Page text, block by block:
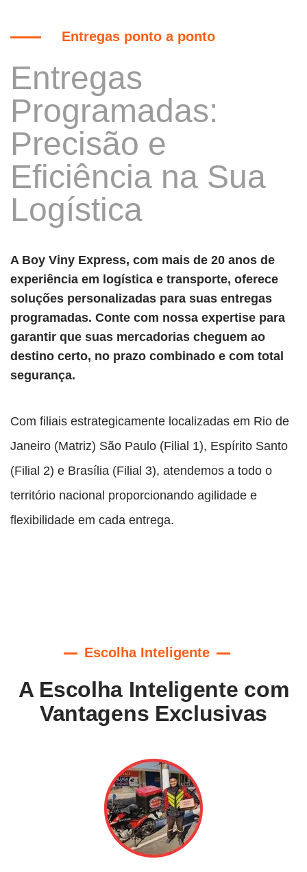
Entregas ponto a ponto
Entregas
Programadas:
Precisão e
Eficiência na Sua
Logística
A Boy Viny Express, com mais de 20 anos de
experiência em logística e transporte, oferece
soluções personalizadas para suas entregas
programadas. Conte com nossa expertise para
garantir que suas mercadorias cheguem ao
destino certo, no prazo combinado e com total
segurança.
Com filiais estrategicamente localizadas em Rio de
Janeiro (Matriz) São Paulo (Filial 1), Espírito Santo
(Filial 2) e Brasília (Filial 3), atendemos a todo o
território nacional proporcionando agilidade e
flexibilidade em cada entrega.
Escolha Inteligente
A Escolha Inteligente com
Vantagens Exclusivas